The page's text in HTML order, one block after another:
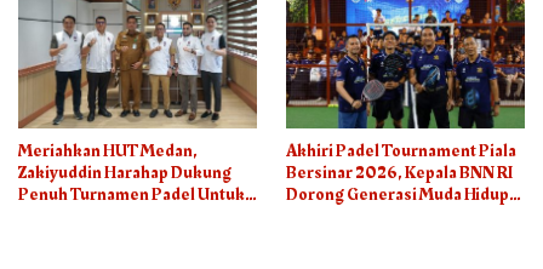
Meriahkan HUT Medan,
Zakiyuddin Harahap Dukung
Penuh Turnamen Padel Untuk
Akhiri Padel Tournament Piala
Bersinar 2026, Kepala BNN RI
Dorong Generasi Muda Hidup